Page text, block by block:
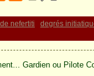
nefertiti
degrés
Gardien ou Pilote